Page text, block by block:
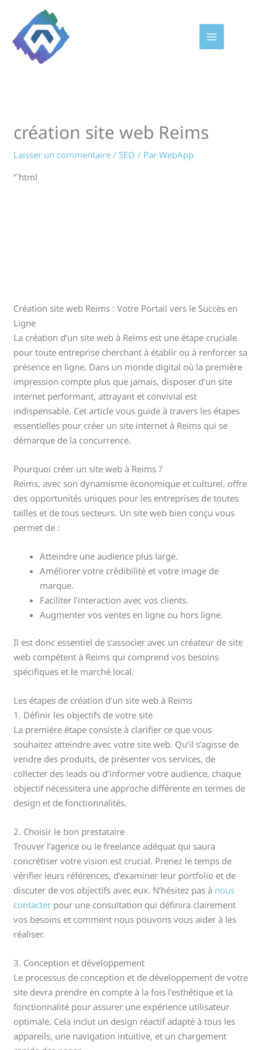
contenu
création site web Reims
Laisser un commentaire / SEO / ParWebApp
“`html
Création site web Reims : Votre Portail vers le Succès en
Ligne
La création d’un site web à Reims est une étape cruciale
pour toute entreprise cherchant à établir ou à renforcer sa
présence en ligne. Dans un monde digital où la première
impression compte plus que jamais, disposer d’un site
internet performant, attrayant et convivial est
indispensable. Cet article vous guide à travers les étapes
essentielles pour créer un site internet à Reims qui se
démarque de la concurrence.
Pourquoi créer un site web à Reims ?
Reims, avec son dynamisme économique et culturel, offre
des opportunités uniques pour les entreprises de toutes
tailles et de tous secteurs. Un site web bien conçu vous
permet de :
Atteindre une audience plus large.
Améliorer votre crédibilité et votre image de
marque.
Faciliter l’interaction avec vos clients.
Augmenter vos ventes en ligne ou hors ligne.
Il est donc essentiel de s’associer avec un créateur de site
web compétent à Reims qui comprend vos besoins
spécifiques et le marché local.
Les étapes de création d’un site web à Reims
1. Définir les objectifs de votre site
La première étape consiste à clarifier ce que vous
souhaitez atteindre avec votre site web. Qu’il s’agisse de
vendre des produits, de présenter vos services, de
collecter des leads ou d’informer votre audience, chaque
objectif nécessitera une approche différente en termes de
design et de fonctionnalités.
2. Choisir le bon prestataire
Trouver l’agence ou le freelance adéquat qui saura
concrétiser votre vision est crucial. Prenez le temps de
vérifier leurs références, d’examiner leur portfolio et de
discuter de vos objectifs avec eux. N’hésitez pas à nous
contacter pour une consultation qui définira clairement
vos besoins et comment nous pouvons vous aider à les
réaliser.
3. Conception et développement
Le processus de conception et de développement de votre
site devra prendre en compte à la fois l’esthétique et la
fonctionnalité pour assurer une expérience utilisateur
optimale. Cela inclut un design réactif adapté à tous les
appareils, une navigation intuitive, et un chargement